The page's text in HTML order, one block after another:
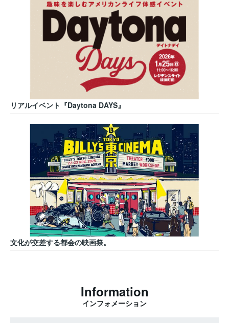
リアルイベント『Daytona DAYS』
文化が交差する都会の映画祭。
Information
インフォメーション